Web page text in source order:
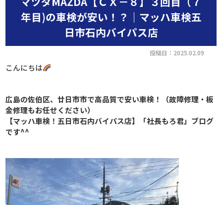
年目)の車検が安い！？｜マッハ車検五
日市石内バイパス店
投稿日：2025.02.09
こんにちは
広島の佐伯区、廿日市市で高品質で安い車検！
（故障修理・板
金修理もお任せください）
【マッハ車検！五日市石内バイパス店】「社長もろ君」 ブログ
です^^